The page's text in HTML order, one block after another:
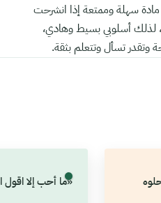
سهلة وممتعة إذا انشرحت
لذلك أسلوبي بسيط وهادي،
تسأل وتتعلم بثقة.
«ما أحب إلا اقول